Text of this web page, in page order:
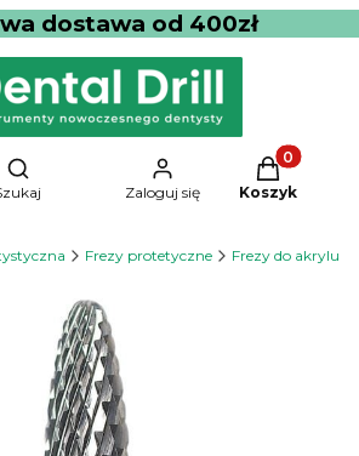
dostawa od 400zł
Otwórz wyszukiwarkę
Zaloguj się
Produkty w
Koszyk
Frezy protetyczne Frezy do akrylu